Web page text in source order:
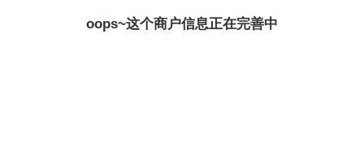
oops~这个商户信息正在完善中